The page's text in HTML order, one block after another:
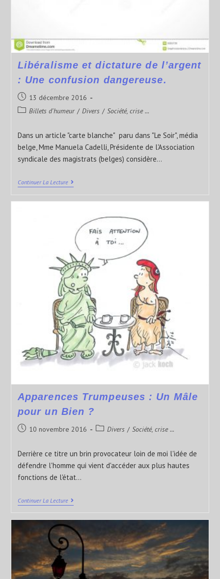
Libéralisme et dictature de l’argent
: Une confusion dangereuse.
13 décembre 2016
Billets d'humeur / Divers / Société, crise ...
Dans un article "carte blanche" paru dans "Le Soir", média
belge, Mme Manuela Cadelli, Présidente de l'Association
syndicale des magistrats (belges) considère…
Continuer La Lecture
Apparences Trumpeuses : Un Mâle
pour un Bien ?
10 novembre 2016 Divers / Société, crise ...
Derrière ce titre un brin provocateur loin de moi l'idée de
défendre l'homme qui vient d'accéder aux plus hautes
fonctions de l'état…
Continuer La Lecture